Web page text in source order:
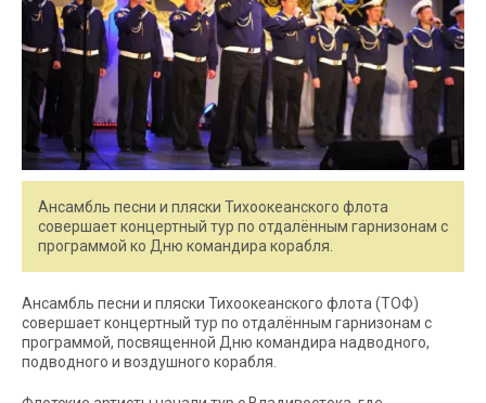
Ансамбль песни и пляски Тихоокеанского флота
совершает концертный тур по отдалённым гарнизонам с
программой ко Дню командира корабля.
Ансамбль песни и пляски Тихоокеанского флота (ТОФ)
совершает концертный тур по отдалённым гарнизонам с
программой, посвященной Дню командира надводного,
подводного и воздушного корабля.